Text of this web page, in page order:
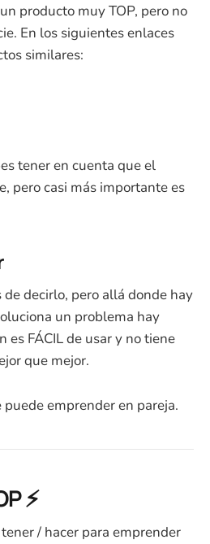
producto muy TOP, pero no
En los siguientes enlaces
similares:
tener en cuenta que el
pero casi más importante es
decirlo, pero allá donde hay
un problema hay
es FÁCIL de usar y no tiene
que mejor.
emprender en pareja.
⚡️
/ hacer para emprender